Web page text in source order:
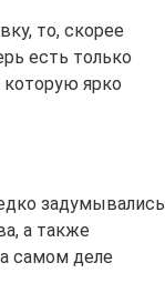
то, скорее
есть только
ярко
задумывались
а также
самом деле